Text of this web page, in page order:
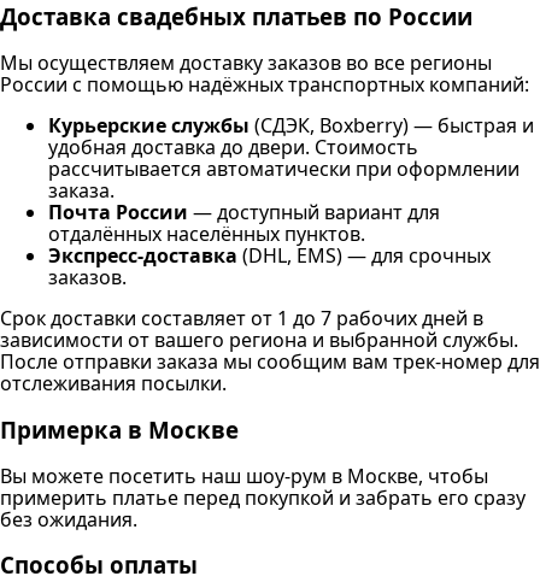
Доставка свадебных платьев по России
Мы осуществляем доставку заказов во все регионы
России с помощью надёжных транспортных компаний:
Курьерские службы (СДЭК, Boxberry) — быстрая и
удобная доставка до двери. Стоимость
рассчитывается автоматически при оформлении
заказа.
Почта России — доступный вариант для
отдалённых населённых пунктов.
Экспресс-доставка (DHL, EMS) — для срочных
заказов.
Срок доставки составляет от 1 до 7 рабочих дней в
зависимости от вашего региона и выбранной службы.
После отправки заказа мы сообщим вам трек-номер для
отслеживания посылки.
Примерка в Москве
Вы можете посетить наш шоу-рум в Москве, чтобы
примерить платье перед покупкой и забрать его сразу
без ожидания.
Способы оплаты